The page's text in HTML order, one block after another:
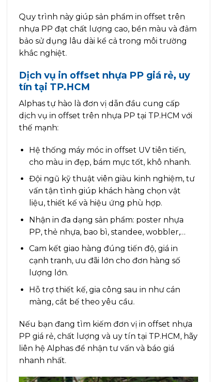
Quy trình này giúp sản phẩm in offset trên
nhựa PP đạt chất lượng cao, bền màu và đảm
bảo sử dụng lâu dài kể cả trong môi trường
khắc nghiệt.
Dịch vụ in offset nhựa PP giá rẻ, uy
tín tại TP.HCM
Alphas tự hào là đơn vị dẫn đầu cung cấp
dịch vụ in offset trên nhựa PP tại TP.HCM với
thế mạnh:
Hệ thống máy móc in offset UV tiên tiến,
cho màu in đẹp, bám mực tốt, khô nhanh.
Đội ngũ kỹ thuật viên giàu kinh nghiệm, tư
vấn tận tình giúp khách hàng chọn vật
liệu, thiết kế và hiệu ứng phù hợp.
Nhận in đa dạng sản phẩm: poster nhựa
PP, thẻ nhựa, bao bì, standee, wobbler,…
Cam kết giao hàng đúng tiến độ, giá in
cạnh tranh, ưu đãi lớn cho đơn hàng số
lượng lớn.
Hỗ trợ thiết kế, gia công sau in như cán
màng, cắt bế theo yêu cầu.
Nếu bạn đang tìm kiếm đơn vị in offset nhựa
PP giá rẻ, chất lượng và uy tín tại TP.HCM, hãy
liên hệ Alphas để nhận tư vấn và báo giá
nhanh nhất.